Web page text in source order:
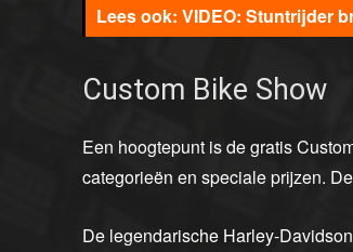
VIDEO: Stuntrijder
Custom Bike Show
Een hoogtepunt is de gratis
categorieën en speciale prijzen.
De legendarische Harley-